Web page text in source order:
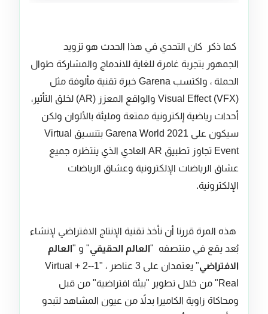
كما ذكر كان التحدي في هذا الحدث هو تزويد
الجمهور بتجربة غامرة للغاية للاندماج والمشاركة طوال
الحملة ، واكتسب Garena خبرة تقنية مألوفة مثل
Visual Effect (VFX) والواقع المعزز (AR) لخلق التأثير،
أحداث رياضية إلكترونية ممتعة ومليئة بالألوان ولكن
سيكون على Garena World 2021 بتنسيق Virtual
Event تجاوز تطبيق AR العادي الذي ينتظره جميع
عشاق الرياضات الإلكترونية وعشاق الرياضات
الإلكترونية.
هذه المرة قررنا أن نأخذ تقنية الإنتاج الافتراضي لإنشاء
بُعد يقع في منتصفه "العالم الحقيقي" و "العالم
الافتراضي
" يعتمدان على 3 عناصر ، "1-Virtual + 2-
Real" من خلال تطوير "بيئة افتراضية" من قبل
ومحاكاة زاوية الكاميرا بدلاً من عيون المشاهد لتبدو